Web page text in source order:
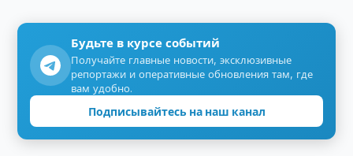
Будьте в курсе событий
Получайте главные новости, эксклюзивные
репортажи и оперативные обновления там, где
вам удобно.
Подписывайтесь на наш канал